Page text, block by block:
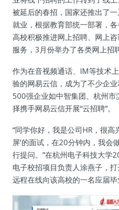
被延后的春招，国家还推出了
就业，根据教育部统一部署，
高校积极推进网上招聘、网上
服务，3月份举办了各类网上招
作为在音视频通话、IM等技术
验的网易云信，成为了不少企
500强企业如中智集团、杭州
择携手网易云信开展“云招聘”。
“同学你好，我是公司HR，很高
屏’的面试，在20分钟内，我会
行提问。”在杭州电子科技大学
电子校招项目负责人涂燕子，打
远程在线向该高校的一名应届毕